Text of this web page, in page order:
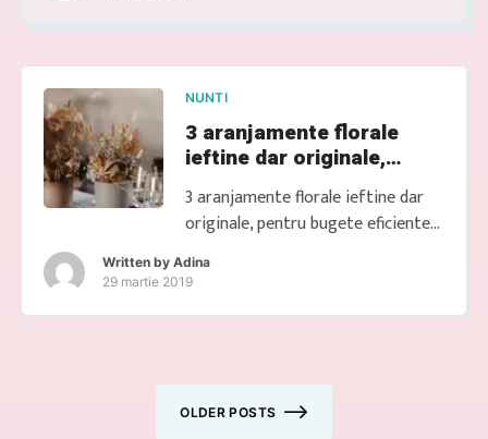
din alte zone geografice sau
crescute în sere. Cererea: În timpul
cererea pentru anumite flori […]
NUNTI
3 aranjamente florale
ieftine dar originale,
pentru bugete eficiente la
nunta
3 aranjamente florale ieftine dar
originale, pentru bugete eficiente
la nunta Dacă ai un buget mic și
vrei o nuntă originală, departe de
Garantăm un eveniment unic și
Written by Adina
29 martie 2019
OLDER POSTS